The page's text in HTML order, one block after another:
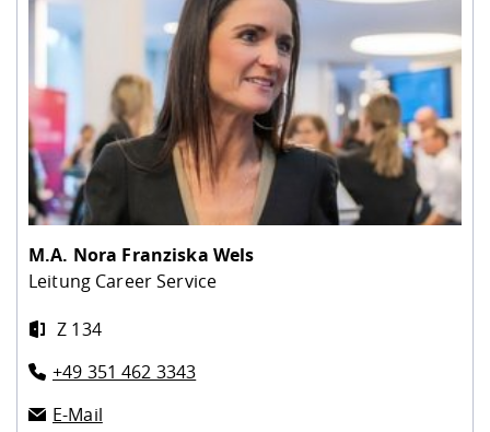
M.A. Nora Franziska Wels
Leitung Career Service
Z 134
+49 351 462 3343
E-Mail